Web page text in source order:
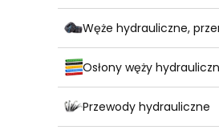
Węże hydrauliczne,
Osłony węży
Przewody hydrauliczne